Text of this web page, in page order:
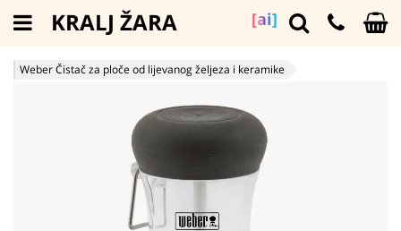
[ai]
KRALJ ŽARA
Weber Čistač za ploče od lijevanog željeza i keramike